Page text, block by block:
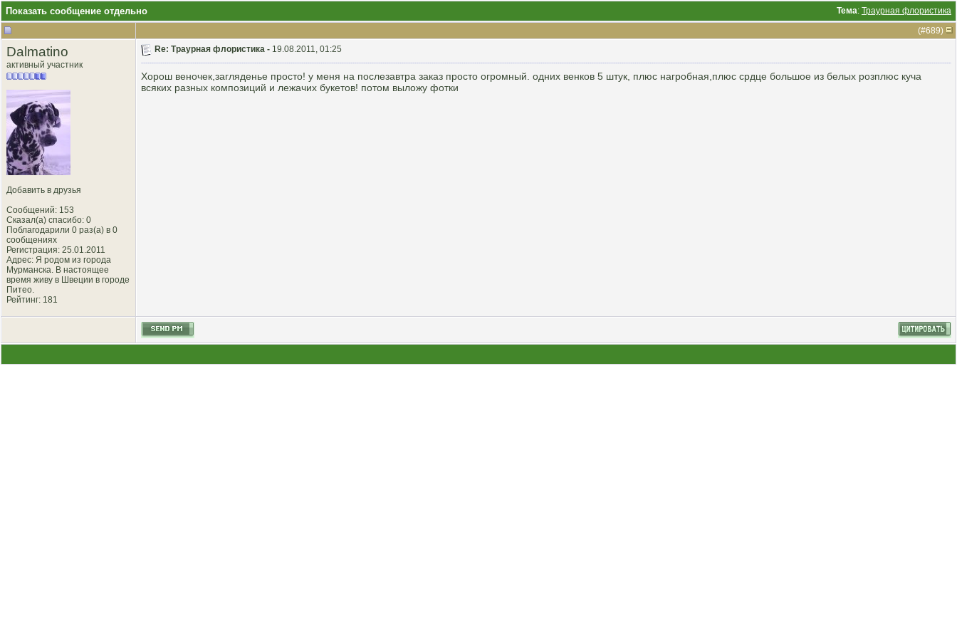
Тема: Траурная флористика
Показать сообщение отдельно
(#689)
Dalmatino
активный участник
Добавить в друзья
Сообщений: 153
Сказал(а) спасибо: 0
Поблагодарили 0 раз(а) в 0
сообщениях
Регистрация: 25.01.2011
Адрес: Я родом из города
Мурманска. В настоящее
время живу в Швеции в городе
Питео.
Рейтинг: 181
Re: Траурная флористика - 19.08.2011, 01:25
Хорош веночек,загляденье просто! у меня на послезавтра заказ просто огромный. одних венков 5 штук, плюс нагробная,плюс срдце большое из белых розплюс куча
всяких разных композиций и лежачих букетов! потом выложу фотки